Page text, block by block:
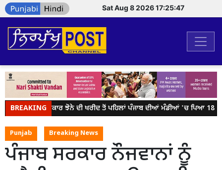
Sat Aug 8 2026 17:25:47
BREAKING
ਕੇਂਦਰ ਸਰਕਾਰ ਝੋਨੇ ਦੀ ਖਰੀਦ ਤੋਂ ਪਹਿਲਾਂ ਪੰਜਾਬ ਦੀਆਂ ਮੰਡੀਆਂ 'ਚ ਪਿਆ 18
Punjab Breaking News
ਪੰਜਾਬ ਸਰਕਾਰ ਨੌਜਵਾਨਾਂ ਨੂੰ